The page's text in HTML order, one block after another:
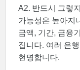
A2. 반드시 그렇
가능성은 높아지
금액, 기간, 금융
집니다. 여러 은
현명합니다.